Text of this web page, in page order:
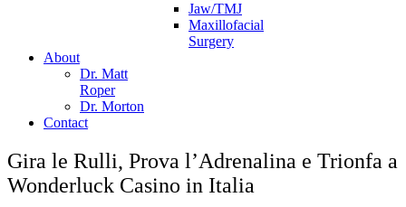
Jaw/TMJ
Maxillofacial
Surgery
About
Dr. Matt
Roper
Dr. Morton
Contact
Gira le Rulli, Prova l’Adrenalina e Trionfa a
Wonderluck Casino in Italia